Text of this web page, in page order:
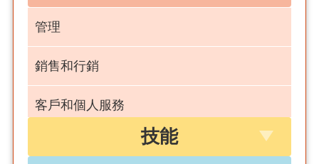
管理
銷售和行銷
客戶和個人服務
技能